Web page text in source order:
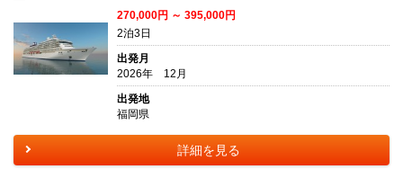
270,000円 ～ 395,000円
2泊3日
出発月
2026年 12月
出発地
福岡県
詳細を見る